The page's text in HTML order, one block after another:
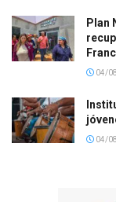
Plan
04/
04/